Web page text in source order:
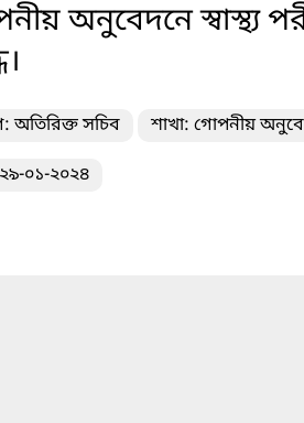
অনুবেদনে স্বাস্থ্য
অতিরিক্ত সচিব শাখা: গোপনীয়
০১-২০২৪